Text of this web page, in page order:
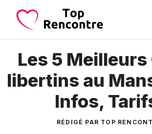
Aller
contenu
Les 5 Meilleurs
libertins au
Infos,
RÉDIGÉ PAR TOP